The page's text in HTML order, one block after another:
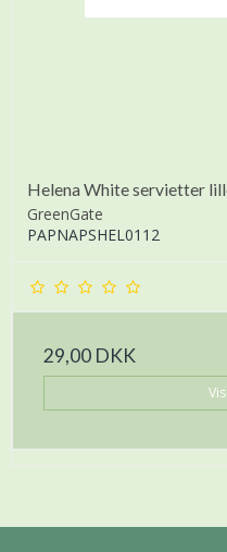
Helena White servietter
GreenGate
PAPNAPSHEL0112
29,00 DKK